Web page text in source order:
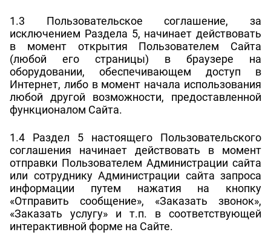
1.3 Пользовательское соглашение, за
исключением Раздела 5, начинает действовать
в момент открытия Пользователем Сайта
(любой его страницы) в браузере на
оборудовании, обеспечивающем доступ в
Интернет, либо в момент начала использования
любой другой возможности, предоставленной
функционалом Сайта.
1.4 Раздел 5 настоящего Пользовательского
соглашения начинает действовать в момент
отправки Пользователем Администрации сайта
или сотруднику Администрации сайта запроса
информации путем нажатия на кнопку
«Отправить сообщение», «Заказать звонок»,
«Заказать услугу» и т.п. в соответствующей
интерактивной форме на Сайте.